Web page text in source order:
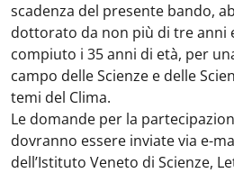
scadenza del presente bando,
dottorato da non più di tre anni
compiuto i 35 anni di età, per
campo delle Scienze e delle
temi del Clima.
Le domande per la
dovranno essere inviate via e-
dell’Istituto Veneto di Scienze,